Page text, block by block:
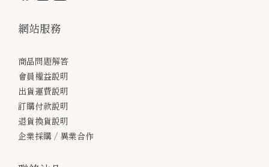
網站服務
商品問題解答
會員權益說明
出貨運費說明
訂購付款說明
退貨換貨說明
企業採購 / 異業合作